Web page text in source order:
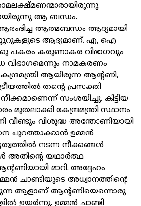
ആ ബന്ധം.
ആത്മബന്ധം ആദ്യമായി
ആദ്യമാണ്. എ, ഐ
പകരം കരുണാകര വിഭാഗവും
നാമകരണം
ആയിരുന്ന ആന്റണി,
തന്റെ പ്രസക്തി
സംശയിച്ചു. കിട്ടിയ
കേന്ദ്രമന്ത്രി സ്ഥാനം
വീണ്ടും വിശുദ്ധ അന്തോണിയായി
പുറത്താക്കാന്‍ ഉമ്മന്‍
നടന്ന നീക്കങ്ങള്‍
അതിന്റെ യഥാര്‍ത്ഥ
മാറി. അദ്ദേഹം
ചാണ്ടിയുടെ അധ്വാനത്തിന്റെ
ആളാണ് ആന്റണിയെന്നൊരു
ഉയര്‍ന്നു. ഉമ്മന്‍ ചാണ്ടി